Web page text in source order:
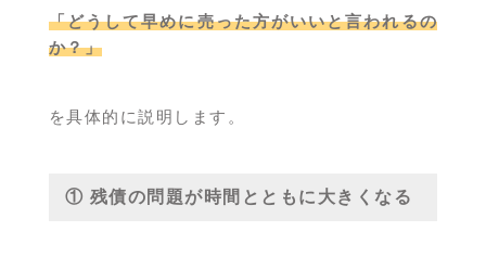
「どうして早めに売った方がいいと言われるの
か？」
を具体的に説明します。
① 残債の問題が時間とともに大きくなる